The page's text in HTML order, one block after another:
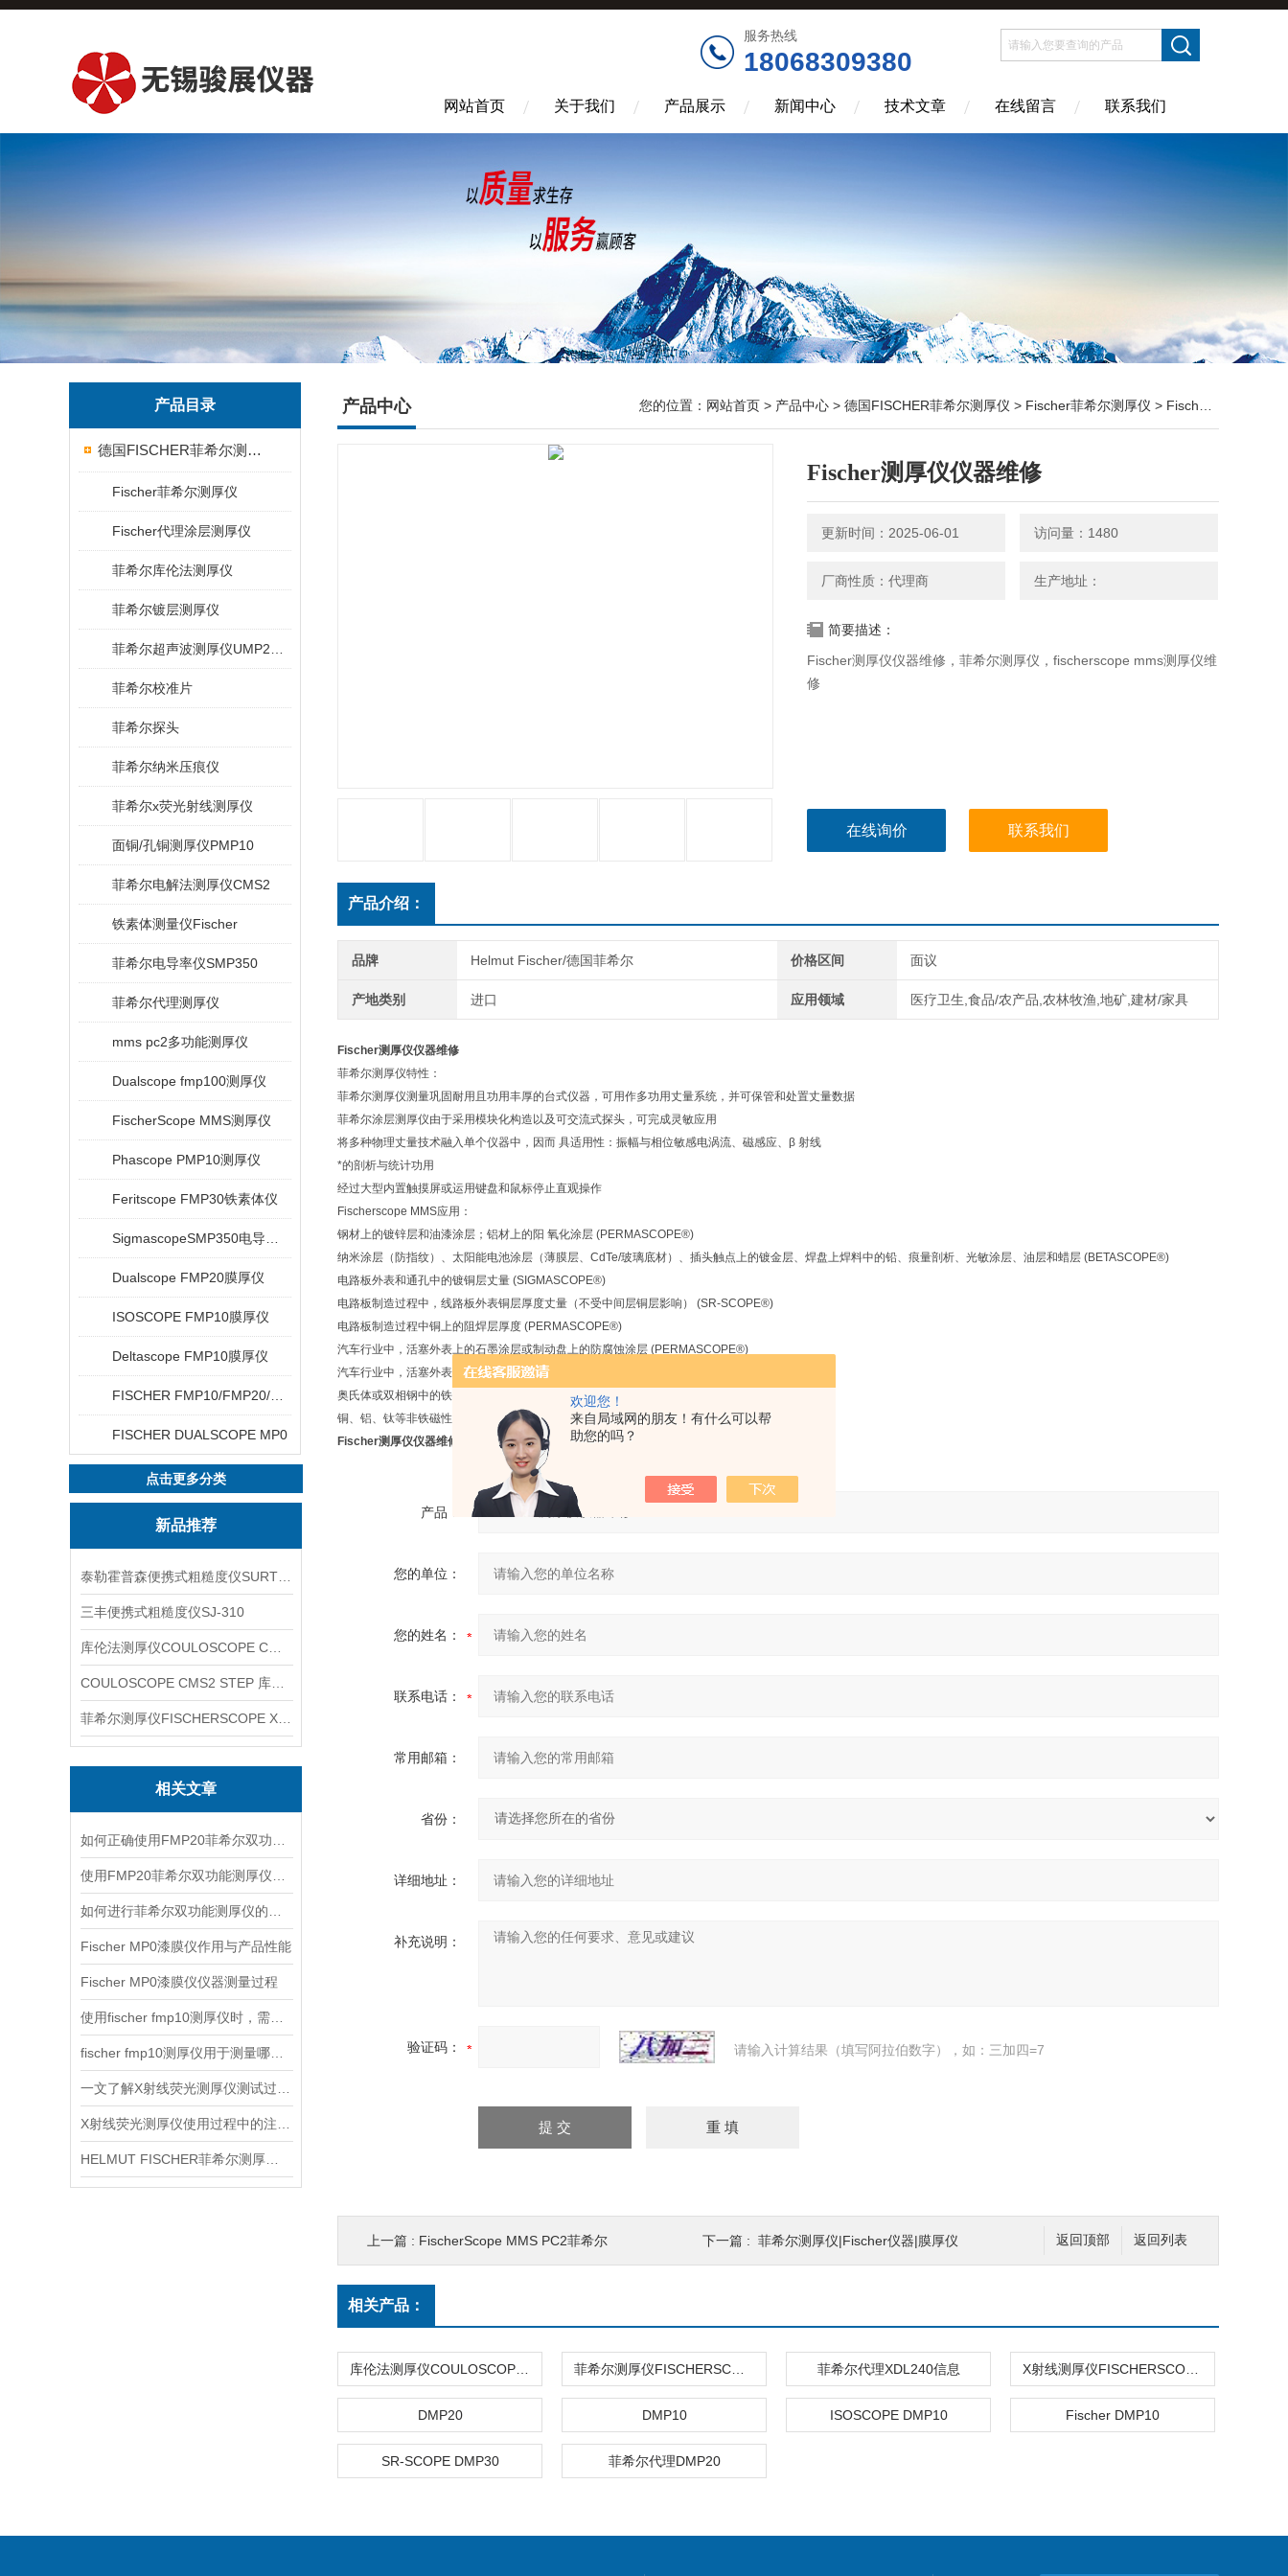
欢迎您！
来自局域网的朋友！有什么可以帮
助您的吗？
服务热线
18068309380
网站首页 关于我们 产品展示 新闻中心 技术文章 在线留言 联系我们
产品目录
德国FISCHER菲希尔测厚仪
Fischer菲希尔测厚仪
Fischer代理涂层测厚仪
菲希尔库伦法测厚仪
菲希尔镀层测厚仪
菲希尔校准片
菲希尔探头
菲希尔纳米压痕仪
菲希尔x荧光射线测厚仪
面铜/孔铜测厚仪PMP10
菲希尔电解法测厚仪CMS2
铁素体测量仪Fischer
菲希尔电导率仪SMP350
菲希尔代理测厚仪
mms pc2多功能测厚仪
Dualscope fmp100测厚仪
FischerScope MMS测厚仪
Phascope PMP10测厚仪
Feritscope FMP30铁素体仪
Dualscope FMP20膜厚仪
ISOSCOPE FMP10膜厚仪
Deltascope FMP10膜厚仪
FISCHER DUALSCOPE MP0
点击更多分类
新品推荐
三丰便携式粗糙度仪SJ-310
相关文章
Fischer MP0漆膜仪作用与产品性能
Fischer MP0漆膜仪仪器测量过程
产品中心 您的位置： 网站首页 > 产品中心 > 德国FISCHER菲希尔测厚仪 > Fischer菲希尔测厚仪 > Fischer测厚仪仪器维修
Fischer测厚仪仪器维修
更新时间：2025-06-01 访问量：1480
厂商性质：代理商 生产地址：
简要描述：
Fischer测厚仪仪器维修，菲希尔测厚仪，fischerscope mms测厚仪维
修
在线询价 联系我们
产品介绍：
品牌 Helmut Fischer/德国菲希尔 价格区间 面议
产地类别 进口 应用领域 医疗卫生,食品/农产品,农林牧渔,地矿,建材/家具
Fischer测厚仪仪器维修
菲希尔测厚仪特性：
菲希尔测厚仪测量巩固耐用且功用丰厚的台式仪器，可用作多功用丈量系统，并可保管和处置丈量数据
菲希尔涂层测厚仪由于采用模块化构造以及可交流式探头，可完成灵敏应用
将多种物理丈量技术融入单个仪器中，因而 具适用性：振幅与相位敏感电涡流、磁感应、β 射线
*的剖析与统计功用
经过大型内置触摸屏或运用键盘和鼠标停止直观操作
Fischerscope MMS应用：
钢材上的镀锌层和油漆涂层；铝材上的阳 氧化涂层 (PERMASCOPE®)
纳米涂层（防指纹）、太阳能电池涂层（薄膜层、CdTe/玻璃底材）、插头触点上的镀金层、焊盘上焊料中的铅、痕量剖析、光敏涂层、油层和蜡层 (BETASCOPE®)
电路板外表和通孔中的镀铜层丈量 (SIGMASCOPE®)
电路板制造过程中，线路板外表铜层厚度丈量（不受中间层铜层影响） (SR-SCOPE®)
电路板制造过程中铜上的阻焊层厚度 (PERMASCOPE®)
汽车行业中，活塞外表上的石墨涂层或制动盘上的防腐蚀涂层 (PERMASCOPE®)
汽车行业中，活塞外表上的铁磁性金属镀层 (NICKELSCOPE®)
奥氏体或双相钢中的铁素体含量 (PERMASCOPE®)
铜、铝、钛等非铁磁性金属的导电性 (SIGMASCOPE®)
Fischer测厚仪仪器维修
产品：
您的单位：
您的姓名：
联系电话：
常用邮箱：
省份：
详细地址：
补充说明：
验证码： 请输入计算结果（填写阿拉伯数字），如：三加四=7
返回列表
返回顶部
上一篇 : FischerScope MMS PC2菲希尔 下一篇 : 菲希尔测厚仪|Fischer仪器|膜厚仪
相关产品：
菲希尔代理XDL240信息
DMP20 DMP10 ISOSCOPE DMP10 Fischer DMP10
SR-SCOPE DMP30 菲希尔代理DMP20